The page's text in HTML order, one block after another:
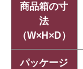
商品箱の寸
法
（W×H×D）
パッケージ